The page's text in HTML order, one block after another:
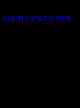
2026 ZU DEN